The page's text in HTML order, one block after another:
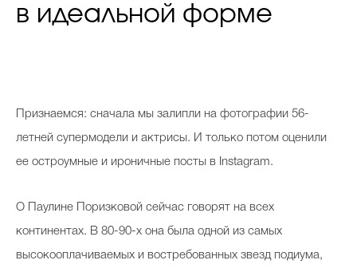
в идеальной форме
Признаемся: сначала мы залипли на фотографии 56-
летней супермодели и актрисы. И только потом оценили
ее остроумные и ироничные посты в Instagram.
О Паулине Поризковой сейчас говорят на всех
континентах. В 80-90-х она была одной из самых
высокооплачиваемых и востребованных звезд подиума,